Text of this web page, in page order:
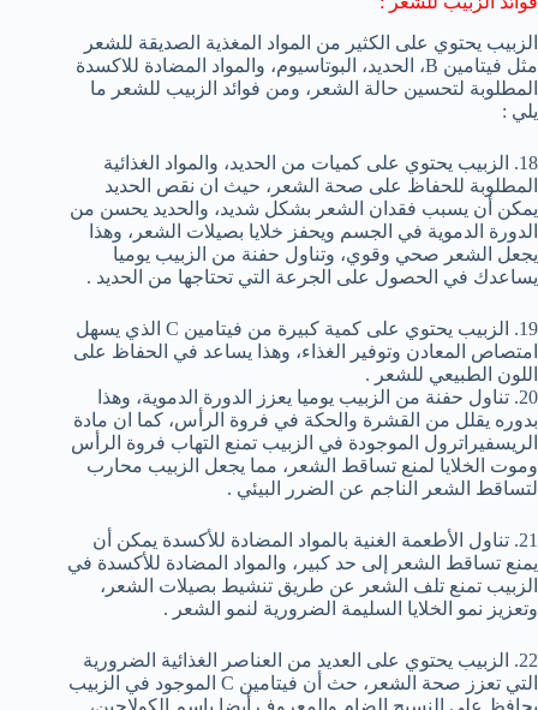
الزبيب يحتوي على الكثير من المواد المغذية الصديقة للشعر
مثل فيتامين B، الحديد، البوتاسيوم، والمواد المضادة للاكسدة
المطلوبة لتحسين حالة الشعر، ومن فوائد الزبيب للشعر ما
يلي :
18. الزبيب يحتوي على كميات من الحديد، والمواد الغذائية
المطلوبة للحفاظ على صحة الشعر، حيث ان نقص الحديد
يمكن أن يسبب فقدان الشعر بشكل شديد، والحديد يحسن من
الدورة الدموية في الجسم ويحفز خلايا بصيلات الشعر، وهذا
يجعل الشعر صحي وقوي، وتناول حفنة من الزبيب يوميا
يساعدك في الحصول على الجرعة التي تحتاجها من الحديد .
19. الزبيب يحتوي على كمية كبيرة من فيتامين C الذي يسهل
امتصاص المعادن وتوفير الغذاء، وهذا يساعد في الحفاظ على
اللون الطبيعي للشعر .
20. تناول حفنة من الزبيب يوميا يعزز الدورة الدموية، وهذا
بدوره يقلل من القشرة والحكة في فروة الرأس، كما ان مادة
الريسفيراترول الموجودة في الزبيب تمنع التهاب فروة الرأس
وموت الخلايا لمنع تساقط الشعر، مما يجعل الزبيب محارب
لتساقط الشعر الناجم عن الضرر البيئي .
21. تناول الأطعمة الغنية بالمواد المضادة للأكسدة يمكن أن
يمنع تساقط الشعر إلى حد كبير، والمواد المضادة للأكسدة في
الزبيب تمنع تلف الشعر عن طريق تنشيط بصيلات الشعر،
وتعزيز نمو الخلايا السليمة الضرورية لنمو الشعر .
22. الزبيب يحتوي على العديد من العناصر الغذائية الضرورية
التي تعزز صحة الشعر، حث أن فيتامين C الموجود في الزبيب